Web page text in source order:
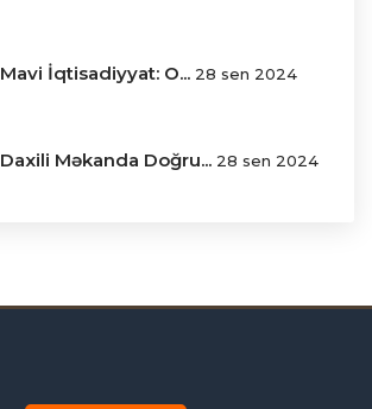
Mavi İqtisadiyyat: O... 28 sen 2024
Daxili Məkanda Doğru... 28 sen 2024